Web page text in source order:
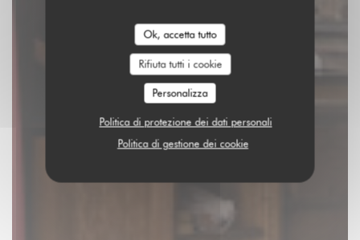
Ok, accetta tutto
Rifiuta tutti i cookie
Personalizza
Politica di protezione dei dati personali
Politica di gestione dei cookie